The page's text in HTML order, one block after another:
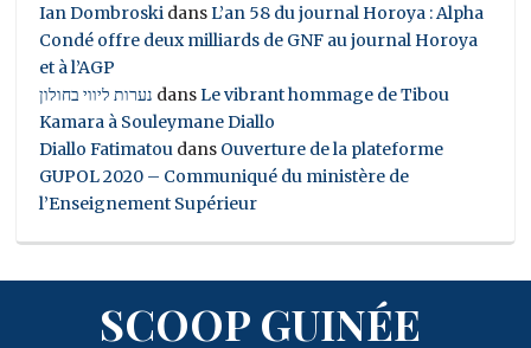
Ian Dombroski dansL’an 58 du journal Horoya : Alpha
Condé offre deux milliards de GNF au journal Horoya
et à l’AGP
נערות ליווי בחולון dansLe vibrant hommage de Tibou
Kamara à Souleymane Diallo
Diallo Fatimatou dans Ouverture de la plateforme
GUPOL 2020 – Communiqué du ministère de
l’Enseignement Supérieur
SCOOP GUINÉE